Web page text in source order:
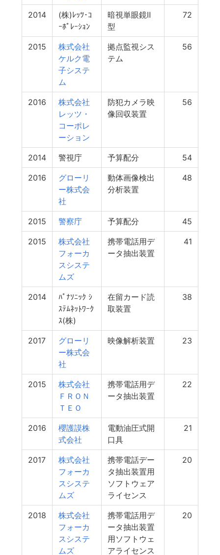
2014
(株)ﾚｯﾂ･ｺ
ｰﾎﾟﾚｰｼｮﾝ
暗視単眼鏡Ⅱ
型
72
2015
株式会社
ケルク電
子システ
ム
拠点監視シス
テム
56
2016
株式会社
レッツ・
コーポレ
ーション
防犯カメラ映
像回収装置
56
2014 警視庁 予算配分 54
2016
グローリ
ー株式会
社
動体画像検出
分析装置
48
2015 警察庁 予算配分 45
2015
株式会社
フォーカ
スシステ
ムズ
携帯電話用デ
ータ抽出装置
41
2014
ﾊﾟﾅｿﾆｯｸ ｼ
ｽﾃﾑﾈｯﾄﾜｰｸ
ｽ(株)
在留カード読
取装置
38
2017
グローリ
ー株式会
社
映像解析装置 23
2015
株式会社
ＦＲＯＮ
ＴＥＯ
携帯電話用デ
ータ抽出装置
22
2016
櫻護謨株
式会社
電動油圧式開
口具
21
2017
株式会社
フォーカ
スシステ
ムズ
携帯電話デー
タ抽出装置用
ソフトウェア
ライセンス
20
2018
株式会社
フォーカ
スシステ
ムズ
携帯電話用デ
ータ抽出装置
用ソフトウェ
アライセンス
20